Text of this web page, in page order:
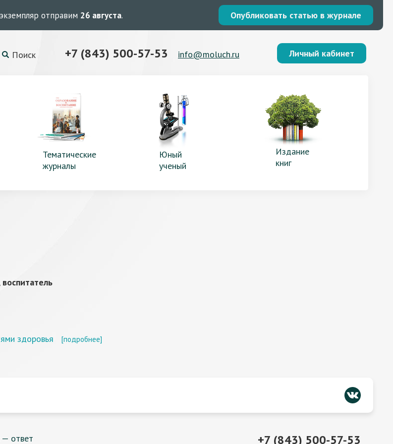
отправим 26 августа. Опубликовать статью в журнале
Поиск +7 (843) 500-57-53 info@moluch.ru Личный кабинет
Тематические
журналы
Юный
ученый
Издание
книг
воспитатель
здоровья [подробнее]
ответ +7 (843) 500-57-53